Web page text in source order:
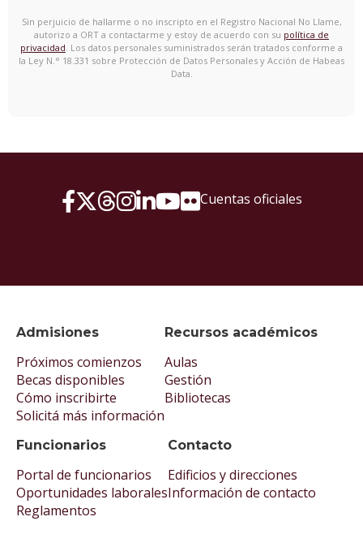
Sin perjuicio de hallarme o no inscripto en el Registro Nacional No Llame,
autorizo a ORT a contactarme y estoy de acuerdo con su política de
privacidad. Los datos personales suministrados serán tratados conforme a
la Ley N.° 18.331 sobre Protección de Datos Personales y Acción de Habeas
Data.
Admisiones
Próximos comienzos
Becas disponibles
Cómo inscribirte
Solicitá más información
Recursos académicos
Aulas
Gestión
Bibliotecas
Funcionarios
Portal de funcionarios
Oportunidades laborales
Reglamentos
Contacto
Edificios y direcciones
Información de contacto
Cuentas oficiales